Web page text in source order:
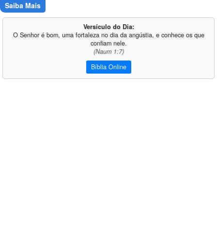
Saiba Mais
Versículo do Dia:
O Senhor é bom, uma fortaleza no dia da angústia, e conhece os que
confiam nele.
(Naum 1:7)
Bíblia Online